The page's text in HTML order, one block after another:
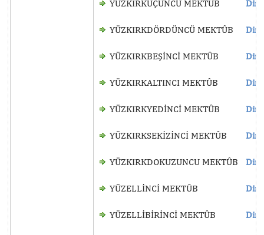
YÜZKIRKÜÇÜNCÜ MEKTÛB
YÜZKIRKDÖRDÜNCÜ MEKTÛB
YÜZKIRKBEŞİNCİ MEKTÛB
YÜZKIRKALTINCI MEKTÛB
YÜZKIRKYEDİNCİ MEKTÛB
YÜZKIRKSEKİZİNCİ MEKTÛB
YÜZKIRKDOKUZUNCU MEKTÛB
YÜZELLİNCİ MEKTÛB
YÜZELLİBİRİNCİ MEKTÛB